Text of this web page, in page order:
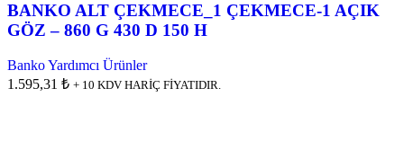
BANKO ALT ÇEKMECE_1 ÇEKMECE-1 AÇIK
GÖZ – 860 G 430 D 150 H
Banko Yardımcı Ürünler
1.595,31 ₺ + 10 KDV HARİÇ FİYATIDIR.